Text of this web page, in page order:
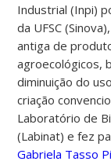
Industrial (Inpi)
da UFSC
antiga de
agroecológicos,
diminuição do
criação
Laboratório de
(Labinat) e fez
Gabriela Tasso